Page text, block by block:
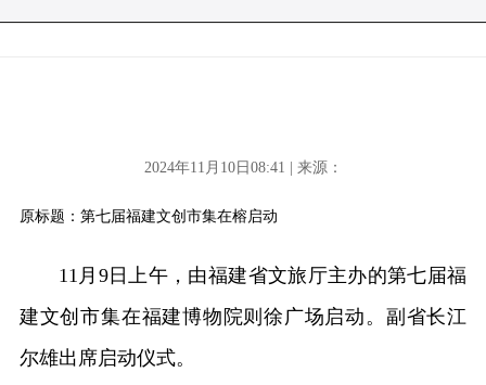
2024年11月10日08:41 | 来源：
原标题：第七届福建文创市集在榕启动
11月9日上午，由福建省文旅厅主办的第七届福
建文创市集在福建博物院则徐广场启动。副省长江
尔雄出席启动仪式。